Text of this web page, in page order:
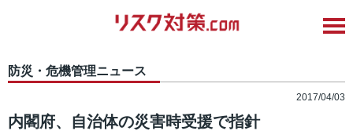
防災・危機管理ニュース
2017/04/03
内閣府、自治体の災害時受援で指針